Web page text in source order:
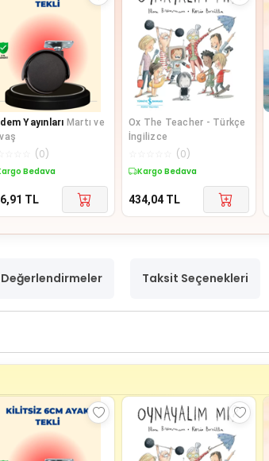
Yayınları Martı ve
(0)
Bedava
TL
Ox The Teacher - Türkçe
İngilizce
(0)
Kargo Bedava
434,04 TL
Değerlendirmeler Taksit Seçenekleri